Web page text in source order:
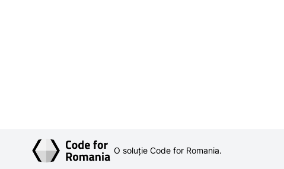
O soluție Code for Romania.